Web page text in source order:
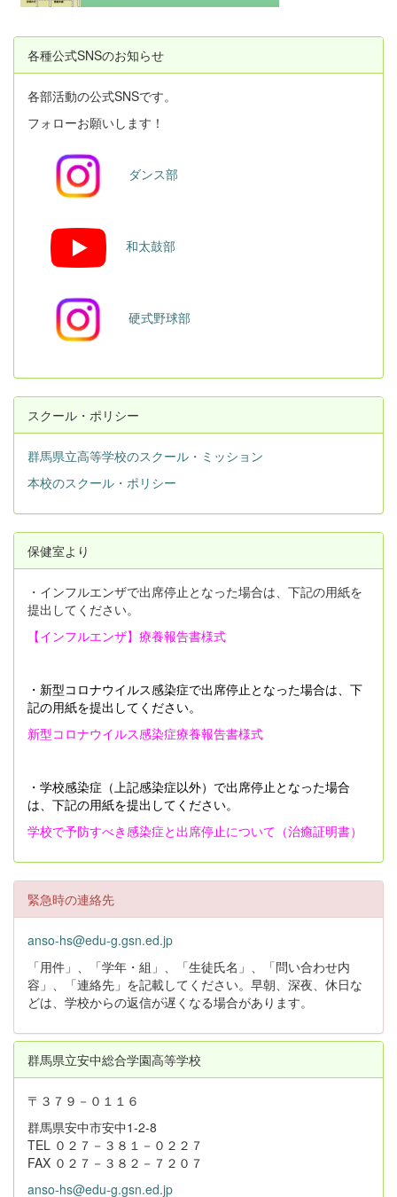
各種公式SNSのお知らせ
各部活動の公式SNSです。
フォローお願いします！
ダンス部
和太鼓部
硬式野球部
スクール・ポリシー
群馬県立高等学校のスクール・ミッション
本校のスクール・ポリシー
保健室より
・インフルエンザで出席停止となった場合は、下記の用紙を
提出してください。
【インフルエンザ】療養報告書様式
・新型コロナウイルス感染症で出席停止となった場合は、下
記の用紙を提出してください。
新型コロナウイルス感染症療養報告書様式
・学校感染症（上記感染症以外）で出席停止となった場合
は、下記の用紙を提出してください。
学校で予防すべき感染症と出席停止について（治癒証明書）
緊急時の連絡先
anso-hs@edu-g.gsn.ed.jp
「用件」、「学年・組」、「生徒氏名」、「問い合わせ内
容」、「連絡先」を記載してください。早朝、深夜、休日な
どは、学校からの返信が遅くなる場合があります。
群馬県立安中総合学園高等学校
〒３７９－０１１６
群馬県安中市安中1-2-8
TEL ０２７－３８１－０２２７
FAX ０２７－３８２－７２０７
anso-hs@edu-g.gsn.ed.jp